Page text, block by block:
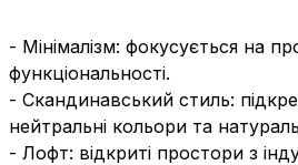
- Мінімалізм: фокусується на
функціональності.
- Скандинавський стиль:
нейтральні кольори та
- Лофт: відкриті простори з